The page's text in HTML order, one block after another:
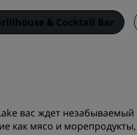
Найти рейсы& Cocktail Bar
вас ждет
как мясо и